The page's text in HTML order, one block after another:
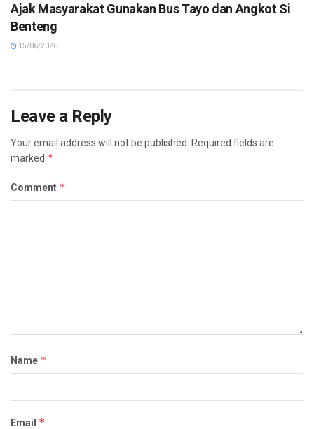
Ajak Masyarakat Gunakan Bus Tayo dan Angkot Si
Benteng
15/06/2026
Leave a Reply
Your email address will not be published. Required fields are
marked *
Comment *
Name *
Email *